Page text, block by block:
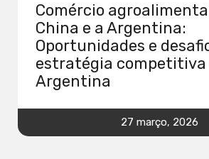
Comércio
China e a Argentina:
Oportunidades e
estratégia competitiva
Argentina
27 março, 2026